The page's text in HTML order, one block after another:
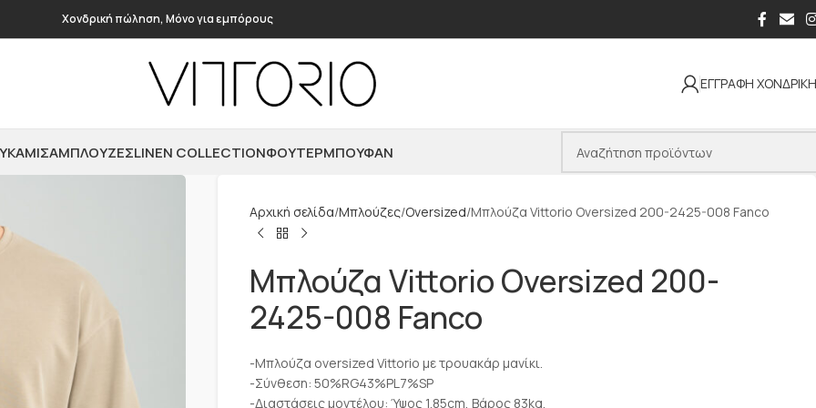
Χονδρική πώληση, Μόνο για εμπόρους
ΕΓΓΡΑΦΗ
ΜΠΛΟΎΖΕΣLINEN COLLECTIONΦΟΎΤΕΡΜΠΟΥΦΆΝ
Αρχική σελίδα Μπλούζες Oversized Μπλούζα Vittorio Oversized 200-2425-008 Fanco
Μπλούζα Vittorio Oversized 200-
2425-008 Fanco
-Μπλούζα oversized Vittorio με τρουακάρ μανίκι.
-Σύνθεση: 50%RG43%PL7%SP
-Διαστάσεις μοντέλου: Ύψος 1.85cm, Βάρος 83kg.